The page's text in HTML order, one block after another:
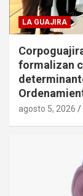
LA GUAJIRA
formalizan
agosto 5, 2026